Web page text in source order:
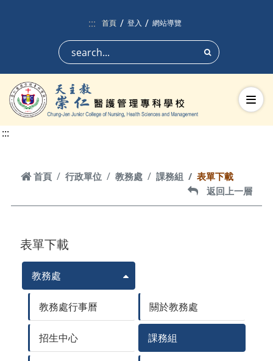
:::
首頁 登入 網站導覽
搜尋
切換
:::
首頁
首頁 行政單位 教務處 課務組 表單下載
返回上一層
返回上一層
表單下載
教務處
教務處行事曆 關於教務處
招生中心 課務組